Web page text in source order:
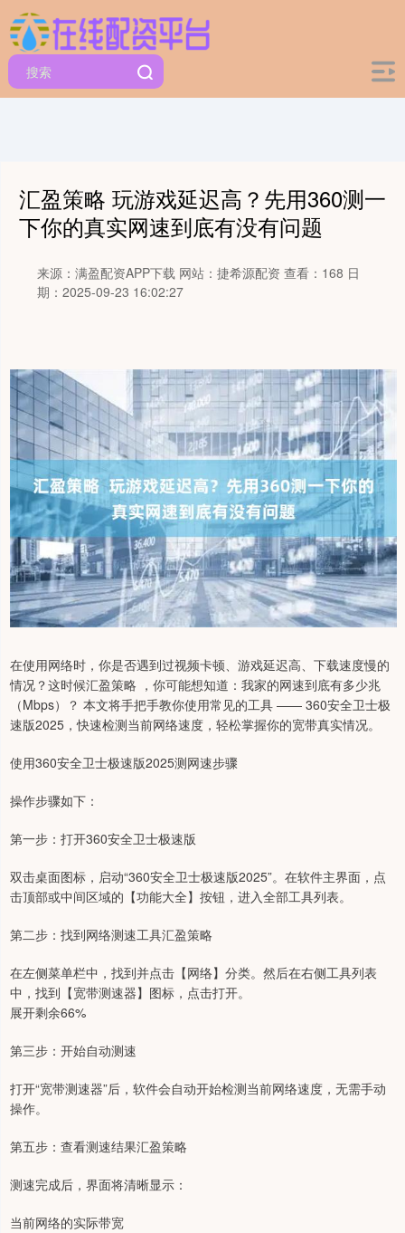
汇盈策略 玩游戏延迟高？先用360测一
下你的真实网速到底有没有问题
来源：满盈配资APP下载 网站：捷希源配资 查看：168 日
期：2025-09-23 16:02:27
在使用网络时，你是否遇到过视频卡顿、游戏延迟高、下载速度慢的
情况？这时候汇盈策略 ，你可能想知道：我家的网速到底有多少兆
（Mbps）？ 本文将手把手教你使用常见的工具 —— 360安全卫士极
速版2025，快速检测当前网络速度，轻松掌握你的宽带真实情况。
使用360安全卫士极速版2025测网速步骤
操作步骤如下：
第一步：打开360安全卫士极速版
双击桌面图标，启动“360安全卫士极速版2025”。在软件主界面，点
击顶部或中间区域的【功能大全】按钮，进入全部工具列表。
第二步：找到网络测速工具汇盈策略
在左侧菜单栏中，找到并点击【网络】分类。然后在右侧工具列表
中，找到【宽带测速器】图标，点击打开。
展开剩余66%
第三步：开始自动测速
打开“宽带测速器”后，软件会自动开始检测当前网络速度，无需手动
操作。
第五步：查看测速结果汇盈策略
测速完成后，界面将清晰显示：
当前网络的实际带宽